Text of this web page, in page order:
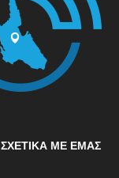
ΣΧΕΤΙΚΆ ΜΕ ΕΜΆΣ